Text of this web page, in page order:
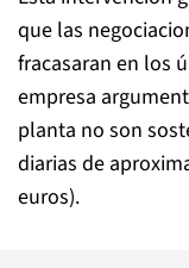
que las
fracasaran en los
empresa
planta no son
diarias de
euros).